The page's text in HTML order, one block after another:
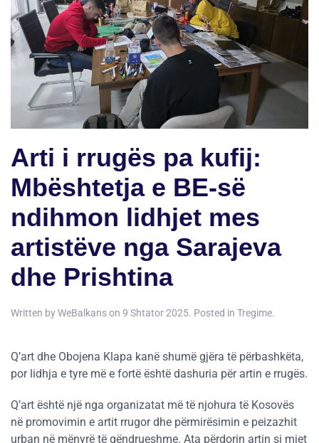
Arti i rrugës pa kufij:
Mbështetja e BE-së
ndihmon lidhjet mes
artistëve nga Sarajeva
dhe Prishtina
Written byWeBalkanson 9 Shtator 2025. Posted in Tregime.
Q’art dhe Obojena Klapa kanë shumë gjëra të përbashkëta,
por lidhja e tyre më e fortë është dashuria për artin e rrugës.
Q’art është një nga organizatat më të njohura të Kosovës
në promovimin e artit rrugor dhe përmirësimin e peizazhit
urban në mënyrë të qëndrueshme. Ata përdorin artin si mjet